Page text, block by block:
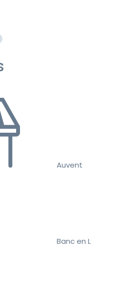
Auvent
Banc en L